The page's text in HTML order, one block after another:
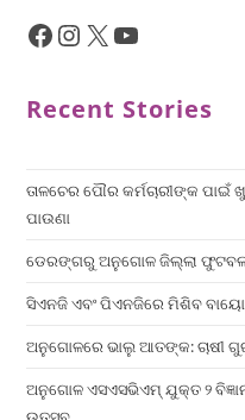
Recent Stories
ତାଳଚେର ପୌର କର୍ମଚାରୀଙ୍କ
ପାଉଣା
ଡେରଙ୍ଗରୁ ଅନୁଗୋଳ ଜିଲ୍ଲା ଫୁଟବଲ୍
ସିଏନଜି ଏବଂ ପିଏନଜିରେ ମିଶିବ
ଅନୁଗୋଳରେ ଭାଲୁ ଆତଙ୍କ: ଚାଷୀ
ଅନୁଗୋଳ ଏସଏସଭିଏମ୍ ଯୁକ୍ତ ୨